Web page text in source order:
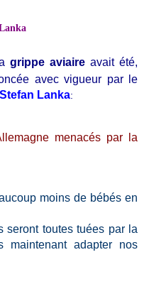
grippe aviaireavait été,
avec vigueur par le
Lanka:
menacés par la
moins de bébés en
seront toutes tuées par la
maintenant adapter nos